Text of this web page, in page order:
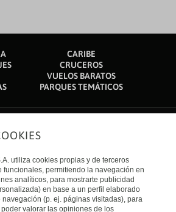
CARIBE
CRUCEROS
VUELOS BARATOS
PARQUES TEMÁTICOS
utiliza cookies propias y de terceros
funcionales, permitiendo la navegación en
analíticos, para mostrarte publicidad
en base a un perfil elaborado
(p. ej. páginas visitadas), para
valorar las opiniones de los